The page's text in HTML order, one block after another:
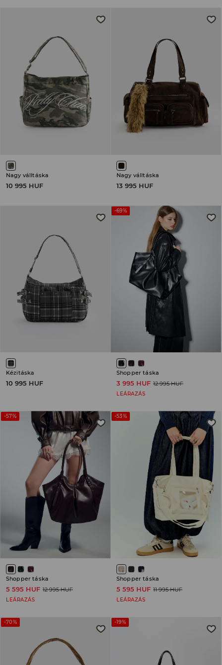
Nagy válltáska
10 995 HUF
Nagy válltáska
13 995 HUF
Kézitáska
10 995 HUF
-69%
Shopper táska
3 995 HUF 12 995 HUF
LEÁRAZÁS
-57%
Shopper táska
5 595 HUF 12 995 HUF
LEÁRAZÁS
-53%
Shopper táska
5 595 HUF 11 995 HUF
LEÁRAZÁS
-70% -19%